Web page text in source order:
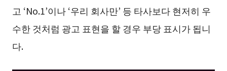
고 ‘No.1’이나 ‘우리 회사만’ 등 타사보다 현저히 우
수한 것처럼 광고 표현을 할 경우 부당 표시가 됩니
다.